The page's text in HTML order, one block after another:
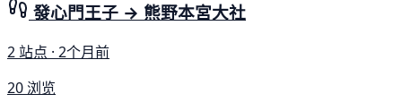
發心門王子 → 熊野本宮大社
2 站点 · 2个月前
20 浏览